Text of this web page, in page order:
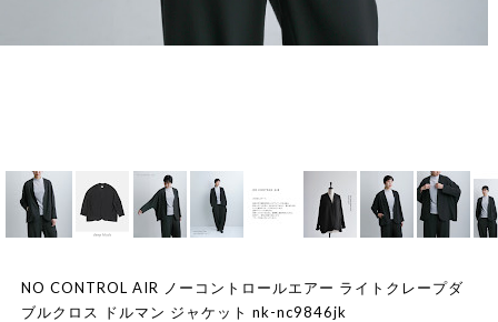
NO CONTROL AIR ノーコントロールエアー ライトクレープダ
ブルクロス ドルマン ジャケット nk-nc9846jk